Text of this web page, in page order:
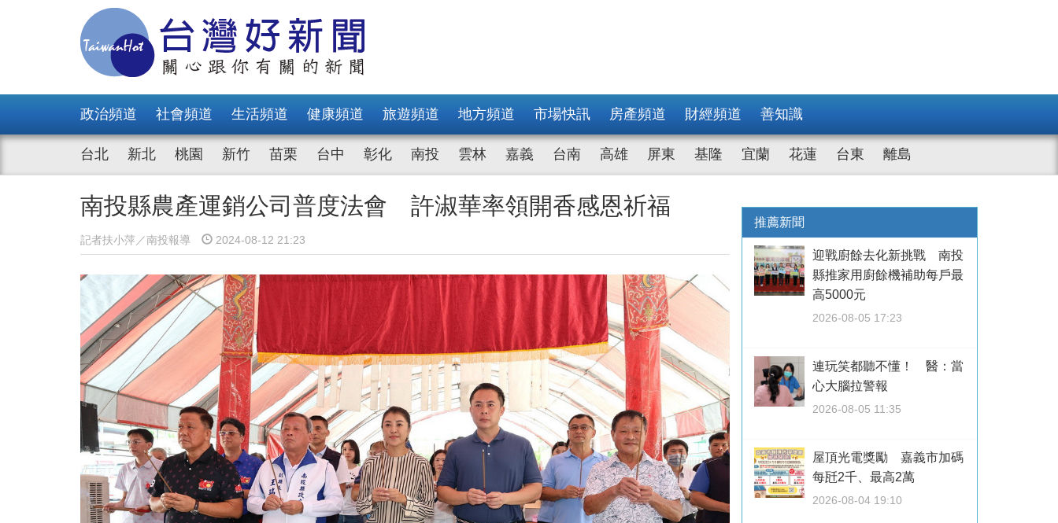
政治頻道 社會頻道 生活頻道 健康頻道 旅遊頻道 地方頻道 市場快訊 房產頻道 財經頻道 善知識
台北 新北 桃園 新竹 苗栗 台中 彰化 南投 雲林 嘉義 台南 高雄 屏東 基隆 宜蘭 花蓮 台東 離島
南投縣農產運銷公司普度法會 許淑華率領開香感恩祈福
記者扶小萍／南投報導 2024-08-12 21:23
推薦新聞
迎戰廚餘去化新挑戰 南投
縣推家用廚餘機補助每戶最
高5000元
2026-08-05 17:23
連玩笑都聽不懂！ 醫：當
心大腦拉警報
2026-08-05 11:35
屋頂光電獎勵 嘉義市加碼
每瓩2千、最高2萬
2026-08-04 19:10